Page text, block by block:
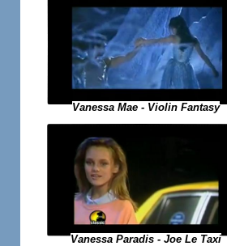
Vanessa Mae - Violin Fantasy
Vanessa Paradis - Joe Le Taxi